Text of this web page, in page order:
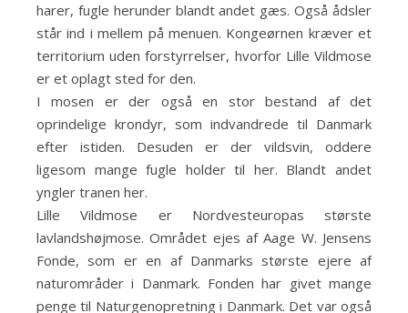
harer, fugle herunder blandt andet gæs. Også ådsler
står ind i mellem på menuen. Kongeørnen kræver et
territorium uden forstyrrelser, hvorfor Lille Vildmose
er et oplagt sted for den.
I mosen er der også en stor bestand af det
oprindelige krondyr, som indvandrede til Danmark
efter istiden. Desuden er der vildsvin, oddere
ligesom mange fugle holder til her. Blandt andet
yngler tranen her.
Lille Vildmose er Nordvesteuropas største
lavlandshøjmose. Området ejes af Aage W. Jensens
Fonde, som er en af Danmarks største ejere af
naturområder i Danmark. Fonden har givet mange
penge til Naturgenopretning i Danmark. Det var også